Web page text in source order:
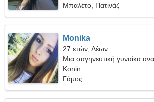
Μπαλέτο, Πατινάζ
Monika
27 ετών, Λέων
Μια σαγηνευτική γυναίκα
πραγματική σχέση
Konin
Γάμος